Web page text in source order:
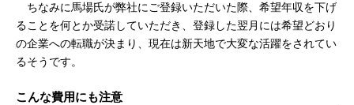
ちなみに馬場氏が弊社にご登録いただいた際、希望年収を下げ
ることを何とか受諾していただき、登録した翌月には希望どおり
の企業への転職が決まり、現在は新天地で大変な活躍をされてい
るそうです。
こんな費用にも注意